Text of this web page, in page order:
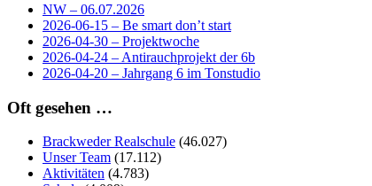
NW – 06.07.2026
2026-06-15 – Be smart don’t start
2026-04-30 – Projektwoche
2026-04-24 – Antirauchprojekt der 6b
2026-04-20 – Jahrgang 6 im Tonstudio
Oft gesehen …
Brackweder Realschule (46.027)
Unser Team (17.112)
Aktivitäten (4.783)